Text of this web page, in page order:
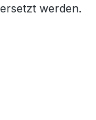
werden.